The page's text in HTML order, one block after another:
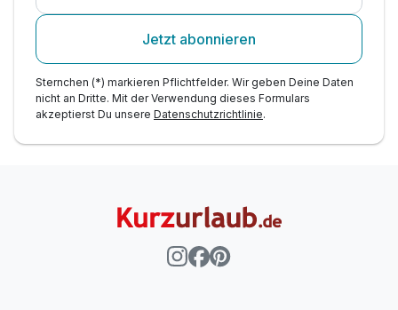
Jetzt abonnieren
Sternchen (*) markieren Pflichtfelder. Wir geben Deine Daten
nicht an Dritte. Mit der Verwendung dieses Formulars
akzeptierst Du unsere Datenschutzrichtlinie.